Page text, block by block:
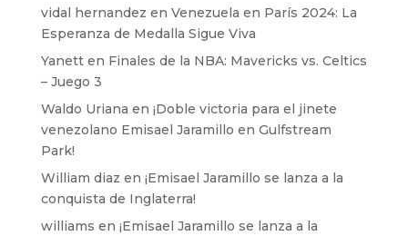
vidal hernandez en Venezuela en París 2024: La
Esperanza de Medalla Sigue Viva
Yanetten Finales de la NBA: Mavericks vs. Celtics
– Juego 3
Waldo Uriana en ¡Doble victoria para el jinete
venezolano Emisael Jaramillo en Gulfstream
Park!
William diaz en ¡Emisael Jaramillo se lanza a la
conquista de Inglaterra!
williams en ¡Emisael Jaramillo se lanza a la